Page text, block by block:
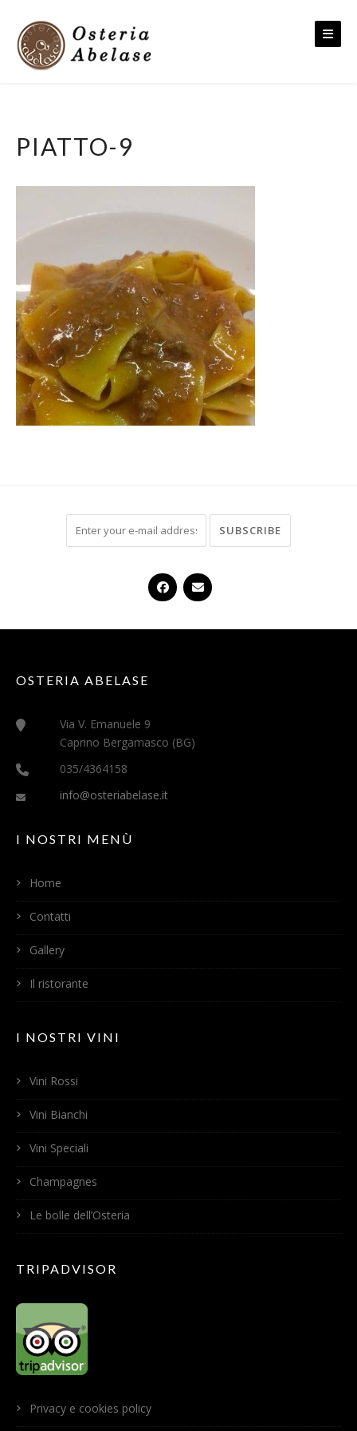
content
PIATTO-9
OSTERIA ABELASE
Via V. Emanuele 9
Caprino Bergamasco (BG)
035/4364158
info@osteriabelase.it
I NOSTRI MENÙ
Home
Contatti
Gallery
Il ristorante
I NOSTRI VINI
Vini Rossi
Vini Bianchi
Vini Speciali
Champagnes
Le bolle dell’Osteria
TRIPADVISOR
Privacy e cookies policy